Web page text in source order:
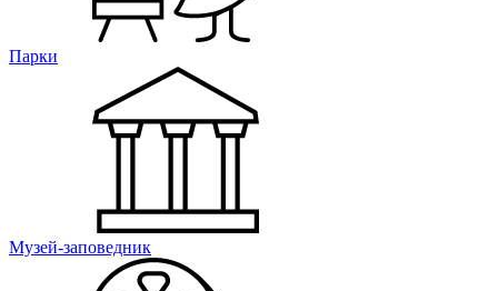
Парки
Музей-заповедник